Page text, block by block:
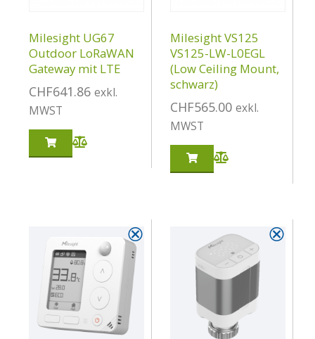
Milesight UG67
Outdoor LoRaWAN
Gateway mit LTE
CHF641.86 exkl.
MWST
Milesight VS125
VS125-LW-L0EGL
(Low Ceiling Mount,
schwarz)
CHF565.00 exkl.
MWST
⮿ ⮿